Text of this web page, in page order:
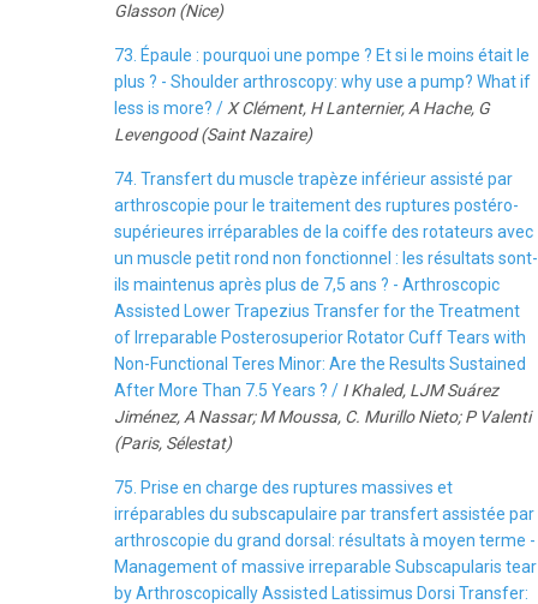
Glasson (Nice)
73. Épaule : pourquoi une pompe ? Et si le moins était le
plus ? - Shoulder arthroscopy: why use a pump? What if
less is more? / X Clément, H Lanternier, A Hache, G
Levengood (Saint Nazaire)
74. Transfert du muscle trapèze inférieur assisté par
arthroscopie pour le traitement des ruptures postéro-
supérieures irréparables de la coiffe des rotateurs avec
un muscle petit rond non fonctionnel : les résultats sont-
ils maintenus après plus de 7,5 ans ? - Arthroscopic
Assisted Lower Trapezius Transfer for the Treatment
of Irreparable Posterosuperior Rotator Cuff Tears with
Non-Functional Teres Minor: Are the Results Sustained
After More Than 7.5 Years ? / I Khaled, LJM Suárez
Jiménez, A Nassar; M Moussa, C. Murillo Nieto; P Valenti
(Paris, Sélestat)
75. Prise en charge des ruptures massives et
irréparables du subscapulaire par transfert assistée par
arthroscopie du grand dorsal: résultats à moyen terme -
Management of massive irreparable Subscapularis tear
by Arthroscopically Assisted Latissimus Dorsi Transfer: